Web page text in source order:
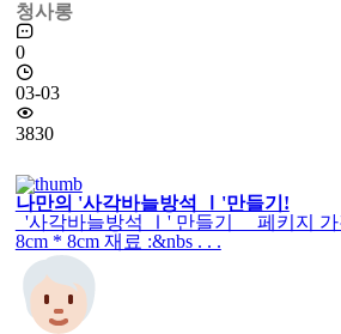
청사롱
0
03-03
3830
나만의 '사각바늘방석 Ⅰ'만들기!
'사각바늘방석 Ⅰ' 만들기 페키지 가
8cm * 8cm 재료 :&nbs . . .